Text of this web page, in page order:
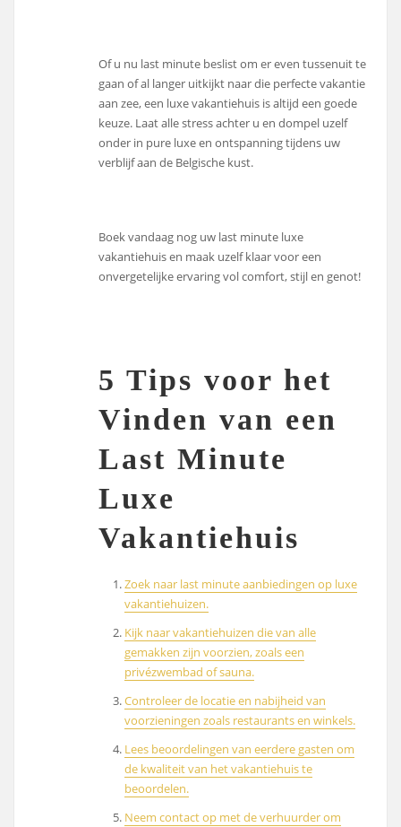
Of u nu last minute beslist om er even tussenuit te
gaan of al langer uitkijkt naar die perfecte vakantie
aan zee, een luxe vakantiehuis is altijd een goede
keuze. Laat alle stress achter u en dompel uzelf
onder in pure luxe en ontspanning tijdens uw
verblijf aan de Belgische kust.
Boek vandaag nog uw last minute luxe
vakantiehuis en maak uzelf klaar voor een
onvergetelijke ervaring vol comfort, stijl en genot!
5 Tips voor het
Vinden van een
Last Minute
Luxe
Vakantiehuis
Zoek naar last minute aanbiedingen op luxe
vakantiehuizen.
Kijk naar vakantiehuizen die van alle
gemakken zijn voorzien, zoals een
privézwembad of sauna.
Controleer de locatie en nabijheid van
voorzieningen zoals restaurants en winkels.
Lees beoordelingen van eerdere gasten om
de kwaliteit van het vakantiehuis te
beoordelen.
Neem contact op met de verhuurder om